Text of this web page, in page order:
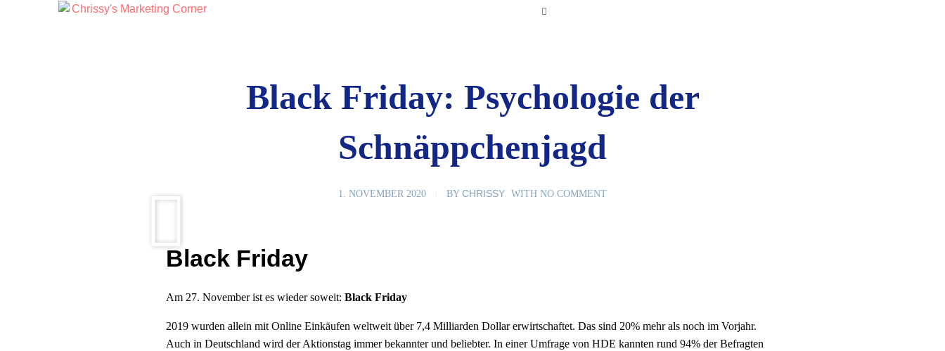
Black Friday: Psychologie der
Schnäppchenjagd
1. NOVEMBER 2020 BY CHRISSY WITH NO COMMENT
Black Friday
Am 27. November ist es wieder soweit:Black Friday
2019 wurden allein mit Online Einkäufen weltweit über 7,4 Milliarden Dollar erwirtschaftet. Das sind 20% mehr als noch im Vorjahr.
Auch in Deutschland wird der Aktionstag immer bekannter und beliebter. In einer Umfrage von HDE kannten rund 94% der Befragten